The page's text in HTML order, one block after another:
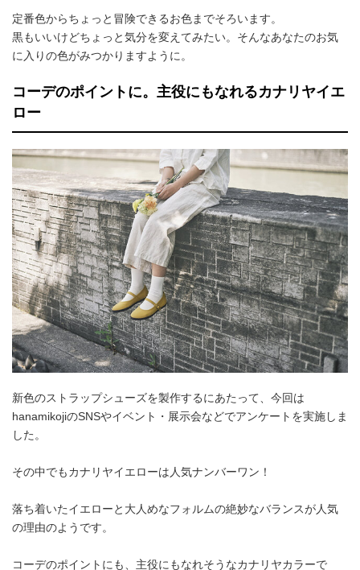
定番色からちょっと冒険できるお色までそろいます。
黒もいいけどちょっと気分を変えてみたい。そんなあなたのお気
に入りの色がみつかりますように。
コーデのポイントに。主役にもなれるカナリヤイエ
ロー
新色のストラップシューズを製作するにあたって、今回は
hanamikojiのSNSやイベント・展示会などでアンケートを実施しま
した。
その中でもカナリヤイエローは人気ナンバーワン！
落ち着いたイエローと大人めなフォルムの絶妙なバランスが人気
の理由のようです。
コーデのポイントにも、主役にもなれそうなカナリヤカラーで